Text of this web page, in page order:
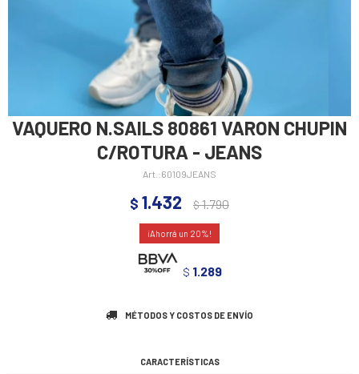
VAQUERO N.SAILS 80861 VARON CHUPIN
C/ROTURA - JEANS
60109JEANS
$ 1.432 $1.790
20
$ 1.289
MÉTODOS Y COSTOS DE ENVÍO
CARACTERÍSTICAS